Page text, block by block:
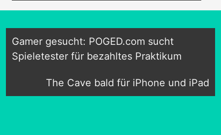
Gamer gesucht: POGED.com sucht
Spieletester für bezahltes Praktikum
The Cave bald für iPhone und iPad